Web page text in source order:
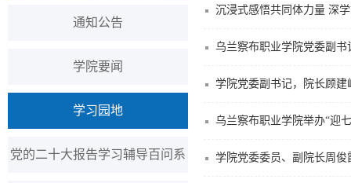
通知公告
学院要闻
学习园地
党的二十大报告学习辅导百问系
乌兰察布职业学院党委副
学院党委副书记，院长顾建
乌兰察布职业学院举办“迎
学院党委委员、副院长周俊